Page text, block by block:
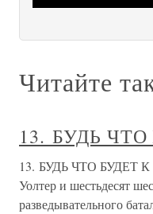
Читайте
13. БУДЬ
13. БУДЬ ЧТО БУДЕТ
Уолтер и шестьдесят
разведывательного